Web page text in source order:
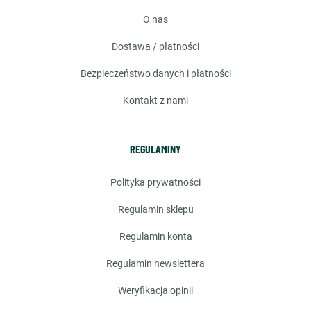
o nas
dostawa / płatności
bezpieczeństwo danych i płatności
kontakt z nami
REGULAMINY
polityka prywatności
regulamin sklepu
regulamin konta
regulamin newslettera
weryfikacja opinii